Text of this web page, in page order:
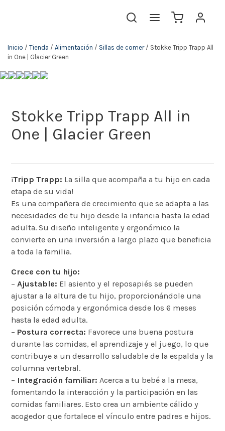
Inicio / Tienda / Alimentación / Sillas de comer/ Stokke Tripp Trapp All
in One | Glacier Green
Stokke Tripp Trapp All in
One | Glacier Green
¡Tripp Trapp: La silla que acompaña a tu hijo en cada
etapa de su vida!
Es una compañera de crecimiento que se adapta a las
necesidades de tu hijo desde la infancia hasta la edad
adulta. Su diseño inteligente y ergonómico la
convierte en una inversión a largo plazo que beneficia
a toda la familia.
Crece con tu hijo:
– Ajustable: El asiento y el reposapiés se pueden
ajustar a la altura de tu hijo, proporcionándole una
posición cómoda y ergonómica desde los 6 meses
hasta la edad adulta.
– Postura correcta: Favorece una buena postura
durante las comidas, el aprendizaje y el juego, lo que
contribuye a un desarrollo saludable de la espalda y la
columna vertebral.
– Integración familiar: Acerca a tu bebé a la mesa,
fomentando la interacción y la participación en las
comidas familiares. Esto crea un ambiente cálido y
acogedor que fortalece el vínculo entre padres e hijos.